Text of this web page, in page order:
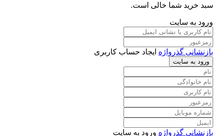
سبد خرید شما خالی است.
ورود به سایت
بازنشانی گذرواژه ایجاد حساب کاربری
ورود به سایت
بازنشانی گذرواژه ورود به سایت